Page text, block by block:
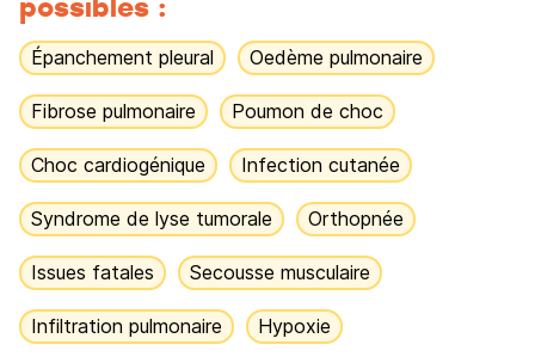
Épanchement pleural Oedème pulmonaire
Fibrose pulmonaire Poumon de choc
Choc cardiogénique Infection cutanée
Syndrome de lyse tumorale Orthopnée
Issues fatales Secousse musculaire
Infiltration pulmonaire Hypoxie